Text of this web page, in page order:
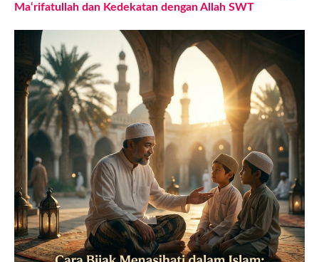
Ma‘rifatullah dan Kedekatan dengan Allah SWT